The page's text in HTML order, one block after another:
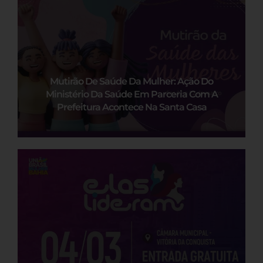
Mutirão De Saúde Da Mulher: Ação Do
Ministério Da Saúde Em Parceria Com A
Prefeitura Acontece Na Santa Casa